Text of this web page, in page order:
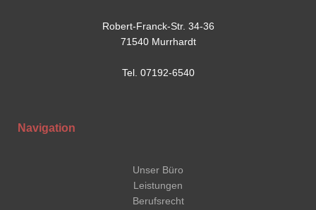
Robert-Franck-Str. 34-36
71540 Murrhardt
Tel. 07192-6540
Navigation
Unser Büro
Leistungen
Berufsrecht